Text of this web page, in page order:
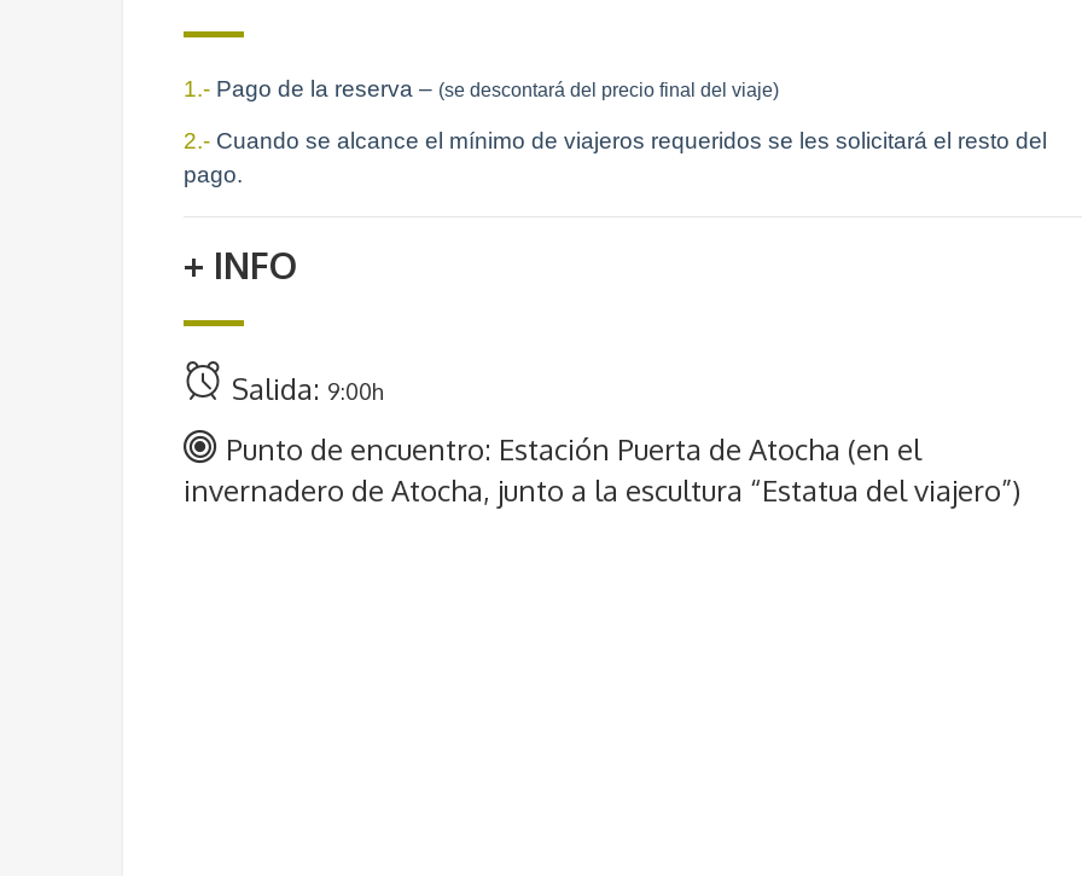
1.- Pago de la reserva – (se descontará del precio final del viaje)
2.- Cuando se alcance el mínimo de viajeros requeridos se les solicitará el resto del
pago.
+ INFO
Salida: 9:00h
Punto de encuentro: Estación Puerta de Atocha (en el
invernadero de Atocha, junto a la escultura “Estatua del viajero”)